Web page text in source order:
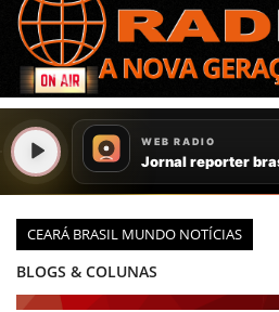
CEARÁ BRASIL MUNDO NOTÍCIAS
BLOGS & COLUNAS
CEARÁ BRASIL MUNDO 1
BRASIL DE FATO
NOTÍCIAS GERAIS
CONECTE-SE
REGISTO